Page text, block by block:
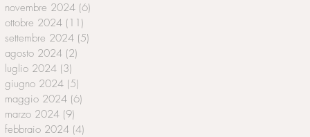
novembre 2024 (6)
ottobre 2024 (11)
settembre 2024 (5)
agosto 2024 (2)
luglio 2024 (3)
giugno 2024 (5)
maggio 2024 (6)
marzo 2024 (9)
febbraio 2024 (4)